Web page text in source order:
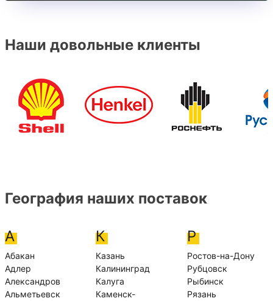
Наши довольные клиенты
География наших поставок
А
Абакан
Адлер
Александров
Альметьевск
К
Казань
Калининград
Калуга
Каменск-
Р
Ростов-на-Дону
Рубцовск
Рыбинск
Рязань